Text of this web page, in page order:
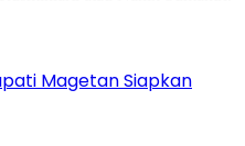
Magetan Siapkan